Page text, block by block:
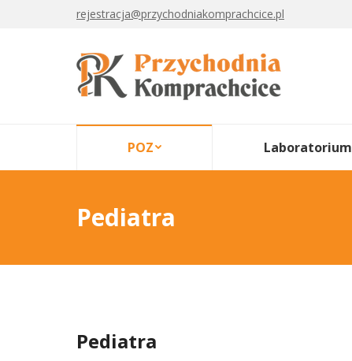
rejestracja@przychodniakomprachcice.pl
POZ Laboratorium
Pediatra
Pediatra